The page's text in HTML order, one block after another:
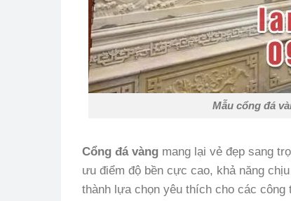
Mẫu cổng đá
Cổng đá vàng mang lại vẻ đẹp sang
ưu điểm độ bền cực cao, khả năng
thành lựa chọn yêu thích cho các